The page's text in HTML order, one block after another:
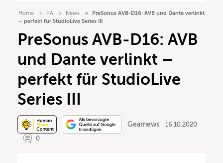
Home PA News
PreSonus AVB-D16: AVB und Dante verlinkt
– perfekt für StudioLive Series III
PreSonus AVB-D16: AVB
und Dante verlinkt –
perfekt für StudioLive
Series III
Gearnews
16.10.2020
0